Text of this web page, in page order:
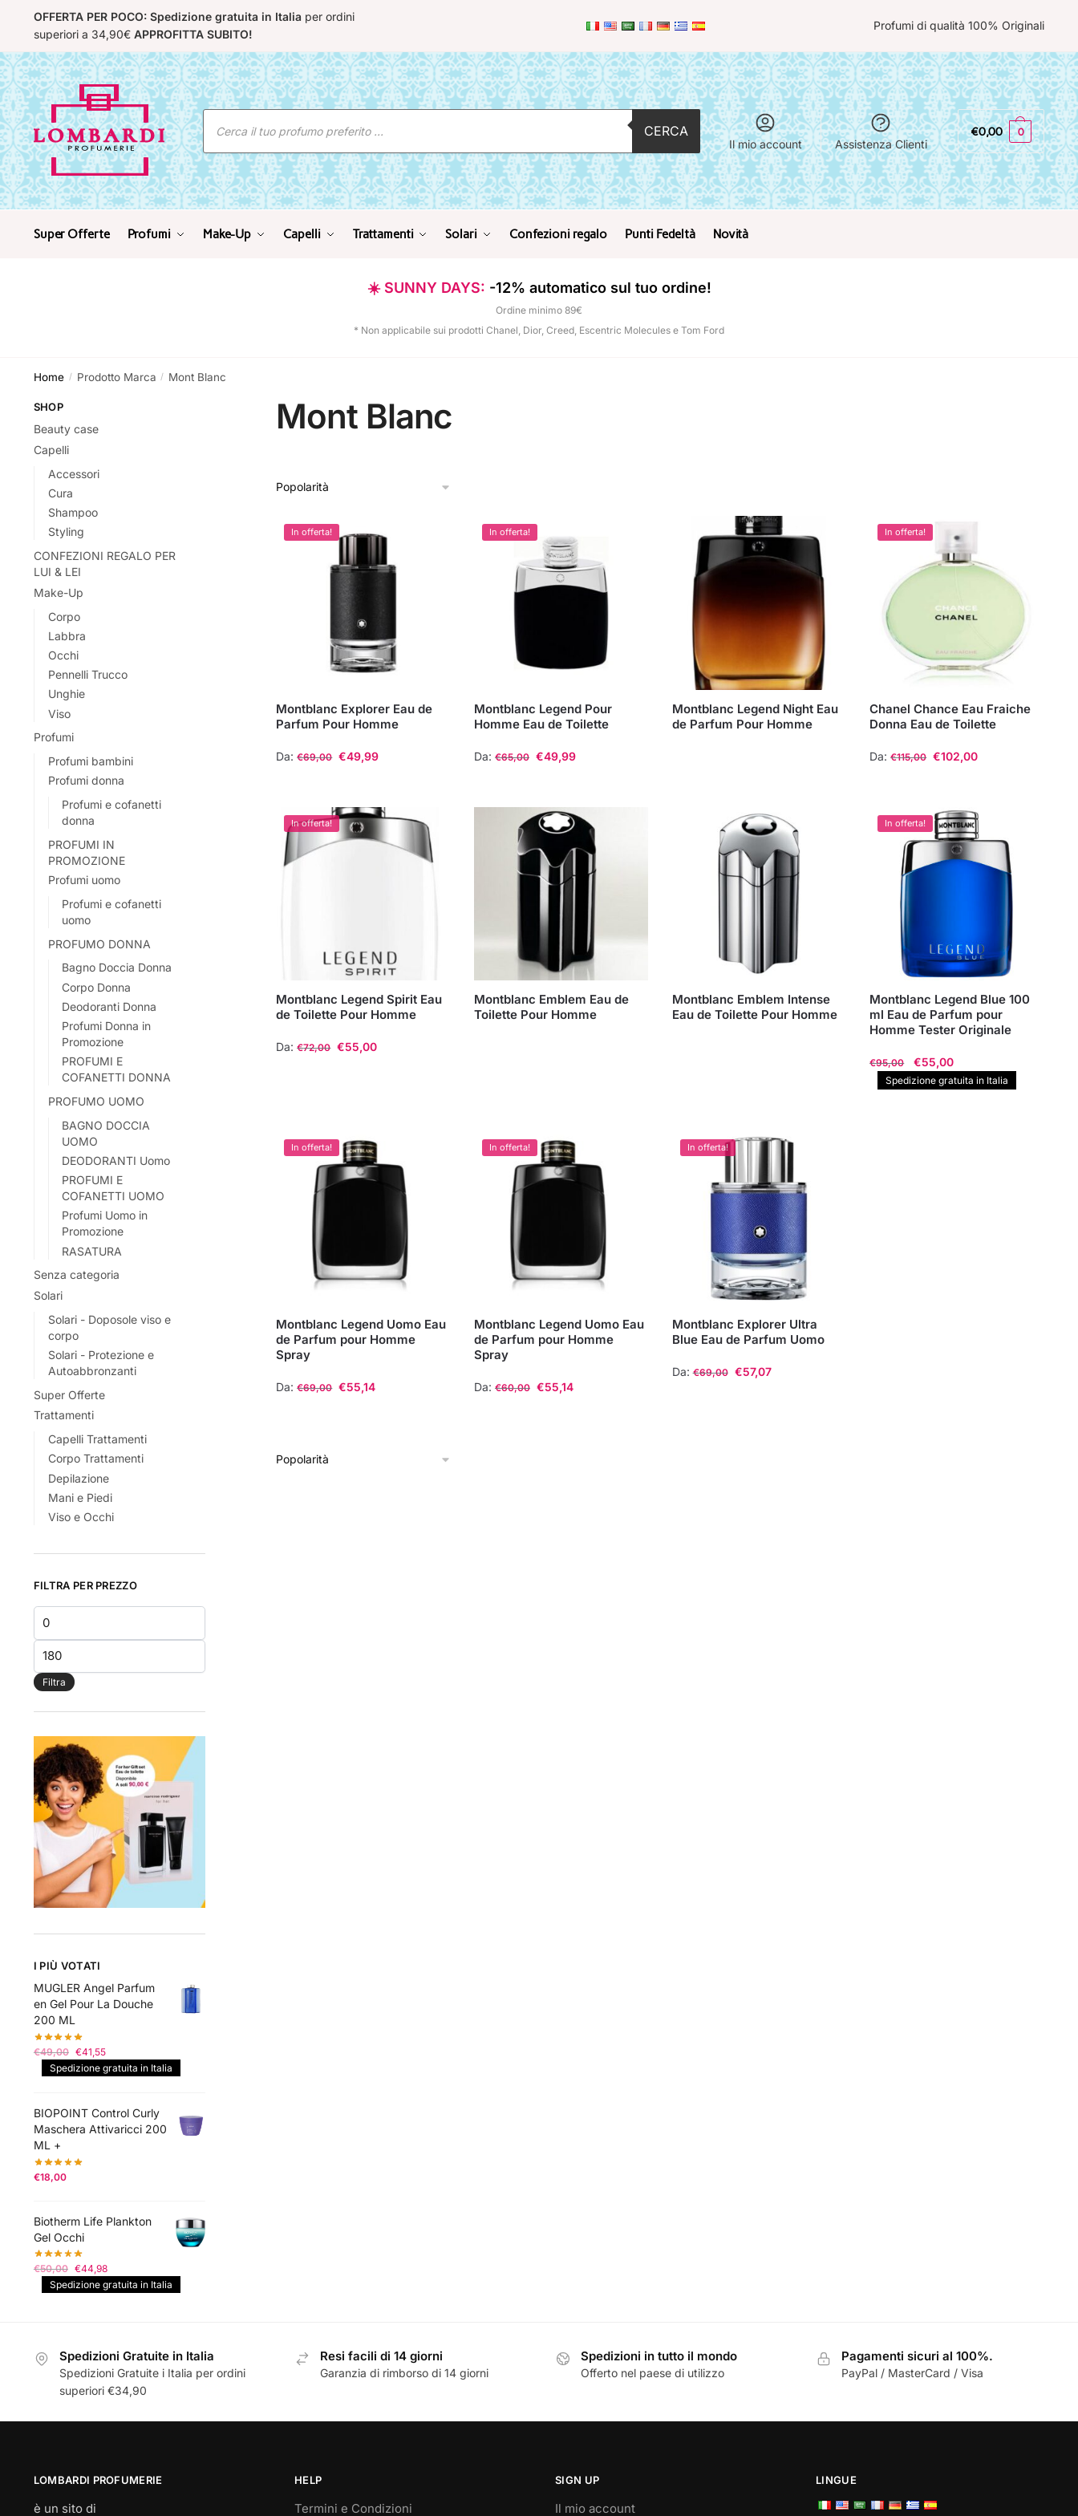
navigation
content
OFFERTA PER POCO: Spedizione gratuita in Italia per ordini
superiori a 34,90€ APPROFITTA SUBITO!
Profumi di qualità 100% Originali
Ricerca
prodotti
CERCA
Il mio account Assistenza Clienti
€0,00 0
Super Offerte Profumi Make-Up Capelli Trattamenti Solari Confezioni regalo Punti Fedeltà Novità
☀️ SUNNY DAYS: -12% automatico sul tuo ordine!
Ordine minimo 89€
* Non applicabile sui prodotti Chanel, Dior, Creed, Escentric Molecules e Tom Ford
Home / Prodotto Marca / Mont Blanc
Mont Blanc
In offerta!
Montblanc Explorer Eau de
Parfum Pour Homme
Da:€69,00 €49,99
ha
più
varianti.
pagina
del
prodotto
In offerta!
Montblanc Legend Pour
Homme Eau de Toilette
Da: €65,00 €49,99
prodotto
nella
pagina
del
Montblanc Legend Night Eau
de Parfum Pour Homme
In offerta!
Chanel Chance Eau Fraiche
Donna Eau de Toilette
Da:€115,00 €102,00
varianti.
opzioni
possono
essere
scelte
pagina
del
In offerta!
Montblanc Legend Spirit Eau
de Toilette Pour Homme
Da:€72,00 €55,00
varianti.
opzioni
possono
prodotto
Montblanc Emblem Eau de
Toilette Pour Homme
Montblanc Emblem Intense
Eau de Toilette Pour Homme
In offerta!
Montblanc Legend Blue 100
ml Eau de Parfum pour
Homme Tester Originale
€95,00
Il
prezzo
€55,00
prezzo
Spedizione gratuita in Italia
In offerta!
Montblanc Legend Uomo Eau
de Parfum pour Homme
Spray
Da:€69,00 €55,14
ha
In offerta!
Montblanc Legend Uomo Eau
de Parfum pour Homme
Spray
Da: €60,00 €55,14
In offerta!
Montblanc Explorer Ultra
Blue Eau de Parfum Uomo
Da:€69,00 €57,07
SHOP
Beauty case
Capelli
Accessori
Cura
Shampoo
Styling
CONFEZIONI REGALO PER
LUI & LEI
Make-Up
Corpo
Labbra
Occhi
Pennelli Trucco
Unghie
Viso
Profumi
Profumi bambini
Profumi donna
Profumi e cofanetti
donna
PROFUMI IN
PROMOZIONE
Profumi uomo
Profumi e cofanetti
uomo
PROFUMO DONNA
Bagno Doccia Donna
Corpo Donna
Deodoranti Donna
Profumi Donna in
Promozione
PROFUMI E
COFANETTI DONNA
PROFUMO UOMO
BAGNO DOCCIA
UOMO
DEODORANTI Uomo
PROFUMI E
COFANETTI UOMO
Profumi Uomo in
Promozione
RASATURA
Senza categoria
Solari
Solari - Doposole viso e
corpo
Solari - Protezione e
Autoabbronzanti
Super Offerte
Trattamenti
Capelli Trattamenti
Corpo Trattamenti
Depilazione
Mani e Piedi
Viso e Occhi
FILTRA PER PREZZO
Prezzo
Min
Prezzo
Max
Filtra
I PIÙ VOTATI
MUGLER Angel Parfum
en Gel Pour La Douche
200 ML
€49,00 Il
prezzo
€49,00.
€41,55Il
prezzo
€41,55.
Spedizione gratuita in Italia
BIOPOINT Control Curly
Maschera Attivaricci 200
ML +
€18,00
Biotherm Life Plankton
Gel Occhi
€50,00 Il
prezzo
€44,98Il
prezzo
Spedizione gratuita in Italia
Spedizioni Gratuite in Italia
Spedizioni Gratuite i Italia per ordini
superiori €34,90
Resi facili di 14 giorni
Garanzia di rimborso di 14 giorni
Spedizioni in tutto il mondo
Offerto nel paese di utilizzo
Pagamenti sicuri al 100%.
PayPal / MasterCard / Visa
LOMBARDI PROFUMERIE
è un sito di
HELP
Termini e Condizioni
SIGN UP
Il mio account
LINGUE